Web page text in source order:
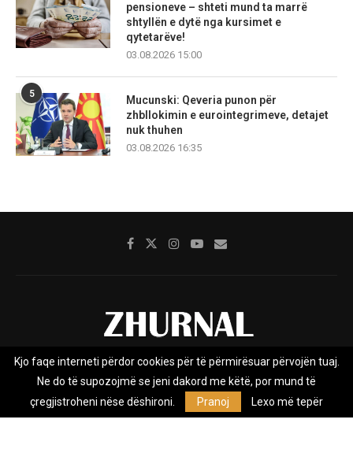
pensioneve – shteti mund ta marrë
shtyllën e dytë nga kursimet e
qytetarëve!
03.08.2026 15:00
5
Mucunski: Qeveria punon për
zhbllokimin e eurointegrimeve, detajet
nuk thuhen
03.08.2026 16:35
Rreth nesh Impresumi Marketing
Privacy Policy
Zhurnal.mk është Agjenci e Lajmeve e pavarur, e themeluar në vitin
Kjo faqe interneti përdor cookies për të përmirësuar përvojën tuaj.
Ne do të supozojmë se jeni dakord me këtë, por mund të
çregjistroheni nëse dëshironi.
Pranoj Lexo më tepër